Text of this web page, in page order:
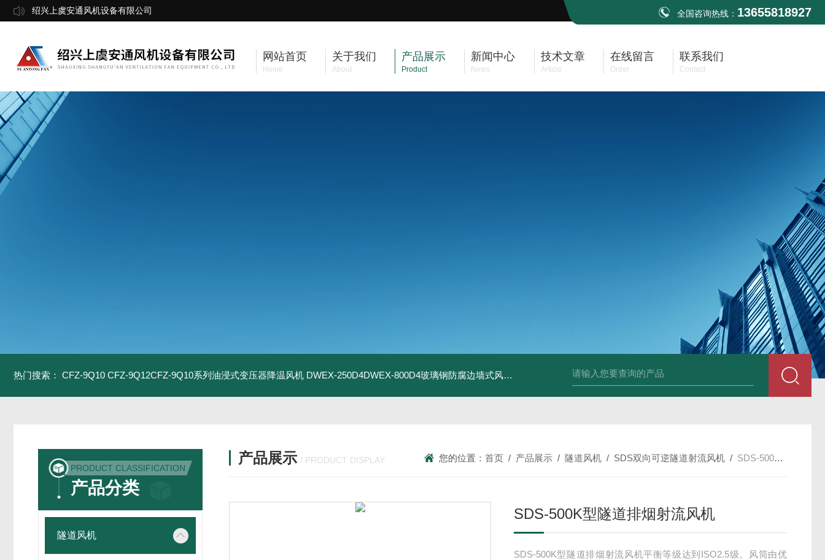
绍兴上虞安通风机设备有限公司 全国咨询热线： 13655818927
网站首页
Home
关于我们
About
产品展示
Product
新闻中心
News
技术文章
Article
在线留言
Order
联系我们
Contact
热门搜索： CFZ-9Q10 CFZ-9Q12CFZ-9Q10系列油浸式变压器降温风机 DWEX-250D4DWEX-800D4玻璃钢防腐边墙式风机 BDWEX-250EXDWEX-500D4边墙风机大风量低噪排风机 CFZ-9Q10 CFZ-
PRODUCT CLASSIFICATION
产品分类
隧道风机
产品展示 / PRODUCT DISPLAY 您的位置：首页 / 产品展示 / 隧道风机 / SDS双向可逆隧道射流风机 / SDS-500K型隧道排烟射流风机
SDS-500K型隧道排烟射流风机
SDS-500K型隧道排烟射流风机平衡等级达到ISO2.5级。风筒由优